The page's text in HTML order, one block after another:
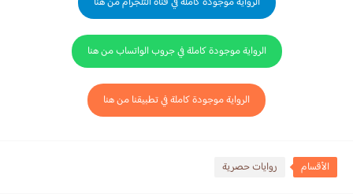
الرواية موجودة كاملة في جروب الواتساب من هنا
الرواية موجودة كاملة في تطبيقنا من هنا
الأقسام روايات حصرية